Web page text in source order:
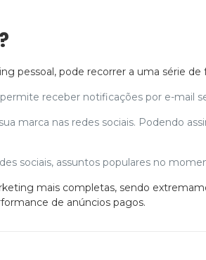
pessoal, pode recorrer a uma série
receber notificações por e-mail
marca nas redes sociais. Podendo
sociais, assuntos populares no
mais completas, sendo
de anúncios pagos.